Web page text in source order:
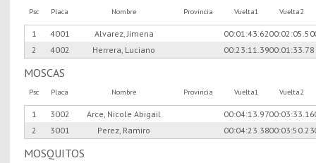
Psc Placa Nombre Provincia Vuelta1 Vuelta2
1 4001 Alvarez, Jimena 00:01:43.6200:02:05.50
2
4002 Herrera, Luciano 00:23:11.3900:01:33.78
MOSCAS
Psc Placa Nombre Provincia Vuelta1 Vuelta2
1 3002 Arce, Nicole Abigail 00:04:13.9700:03:33.16
2
3001 Perez, Ramiro 00:04:23.3800:03:50.23
MOSQUITOS